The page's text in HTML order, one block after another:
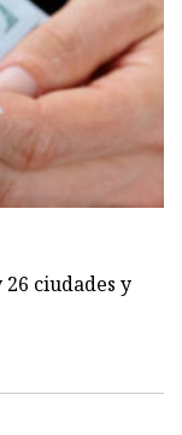
ciudades y